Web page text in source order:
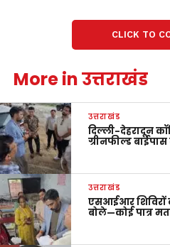
CLICK TO
More in उत्तराखंड
उत्तराखंड
दिल्ली-देहरादून
ग्रीनफील्ड
उत्तराखंड
एसआईआर शिविरों
बोले—कोई पात्र